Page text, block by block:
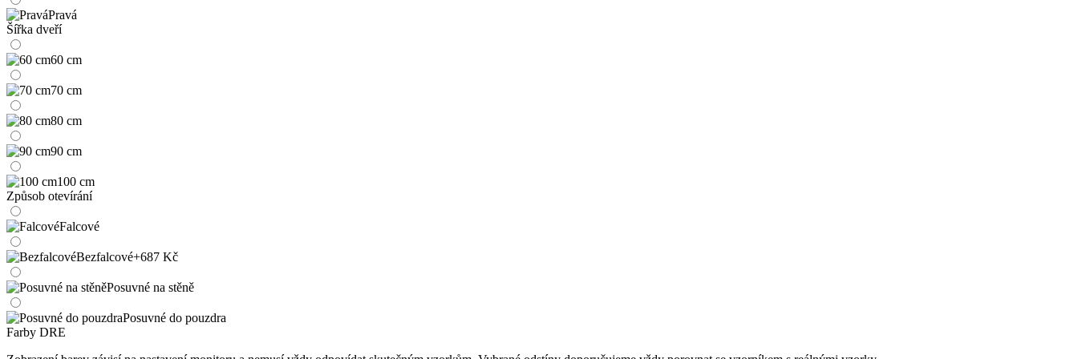
Pravá
Šířka dveří
60 cm
70 cm
80 cm
90 cm
100 cm
Způsob otevírání
Falcové
Bezfalcové+687 Kč
Posuvné na stěně
Posuvné do pouzdra
Farby DRE